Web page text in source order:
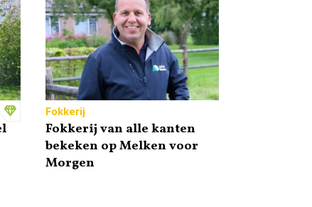
Fokkerij
Fokkerij van alle kanten
bekeken op Melken voor
Morgen